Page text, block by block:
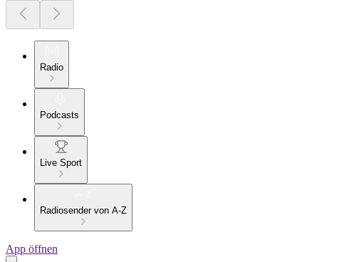
Radio
Podcasts
Live Sport
Radiosender von A-Z
App öffnen